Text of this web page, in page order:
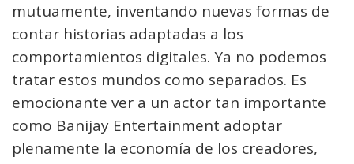
mutuamente, inventando nuevas formas de
contar historias adaptadas a los
comportamientos digitales. Ya no podemos
tratar estos mundos como separados. Es
emocionante ver a un actor tan importante
como Banijay Entertainment adoptar
plenamente la economía de los creadores,